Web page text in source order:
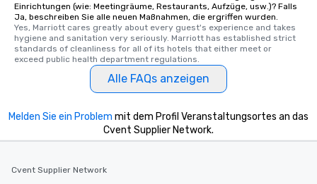
Einrichtungen (wie: Meetingräume, Restaurants, Aufzüge, usw.)? Falls
Ja, beschreiben Sie alle neuen Maßnahmen, die ergriffen wurden.
Yes, Marriott cares greatly about every guest's experience and takes
hygiene and sanitation very seriously. Marriott has established strict
standards of cleanliness for all of its hotels that either meet or
exceed public health department regulations.
Alle FAQs anzeigen
Melden Sie ein Problem mit dem Profil Veranstaltungsortes an das
Cvent Supplier Network.
Cvent Supplier Network